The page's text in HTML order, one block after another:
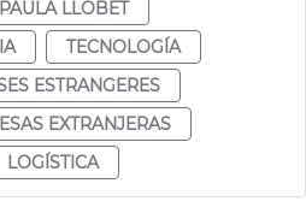
PAULA LLOBET
TECNOLOGÍA
ESTRANGERES
EXTRANJERAS
LOGÍSTICA